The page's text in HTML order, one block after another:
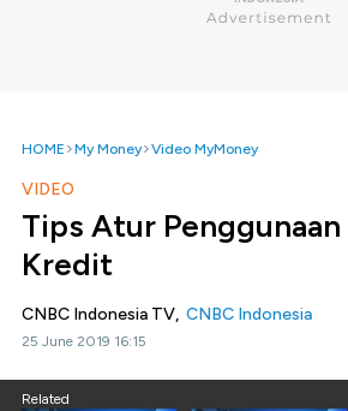
HOME My Money Video MyMoney
VIDEO
Tips Atur Penggunaan
Kredit
CNBC Indonesia TV, CNBC Indonesia
25 June 2019 16:15
Related